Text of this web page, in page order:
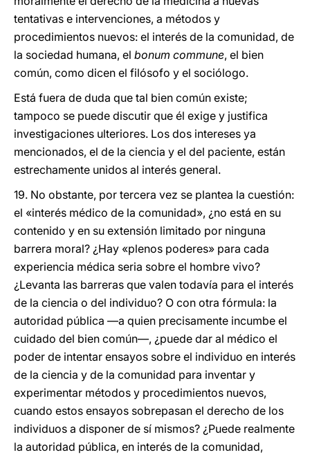
tentativas e intervenciones, a métodos y
procedimientos nuevos: el interés de la comunidad, de
la sociedad humana, el bonum commune, el bien
común, como dicen el filósofo y el sociólogo.
Está fuera de duda que tal bien común existe;
tampoco se puede discutir que él exige y justifica
investigaciones ulteriores. Los dos intereses ya
mencionados, el de la ciencia y el del paciente, están
estrechamente unidos al interés general.
19. No obstante, por tercera vez se plantea la cuestión:
el «interés médico de la comunidad», ¿no está en su
contenido y en su extensión limitado por ninguna
barrera moral? ¿Hay «plenos poderes» para cada
experiencia médica seria sobre el hombre vivo?
¿Levanta las barreras que valen todavía para el interés
de la ciencia o del individuo? O con otra fórmula: la
autoridad pública —a quien precisamente incumbe el
cuidado del bien común—, ¿puede dar al médico el
poder de intentar ensayos sobre el individuo en interés
de la ciencia y de la comunidad para inventar y
experimentar métodos y procedimientos nuevos,
cuando estos ensayos sobrepasan el derecho de los
individuos a disponer de sí mismos? ¿Puede realmente
la autoridad pública, en interés de la comunidad,